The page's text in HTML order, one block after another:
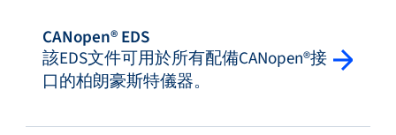
CANopen® EDS
該EDS文件可用於所有配備CANopen®接
口的柏朗豪斯特儀器。